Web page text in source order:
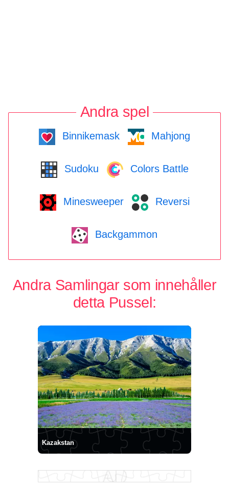
Andra spel
Binnikemask Mahjong
Sudoku Colors Battle
Minesweeper Reversi
Backgammon
Andra Samlingar som innehåller
detta Pussel:
Kazakstan